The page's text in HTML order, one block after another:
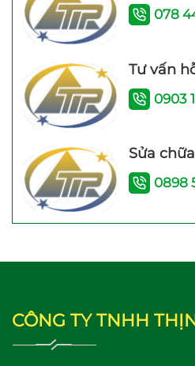
Máy bơm tăng áp điện
tử TITANPRO 200A –
200W Bảo hành 26
Tháng
24V WI IB-24V (100W)
078
Tư vấn
0903
Sửa
0898
CÔNG TY TNHH